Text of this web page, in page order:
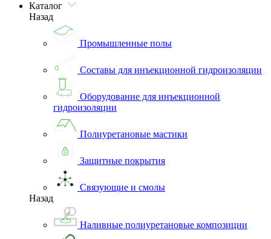
Каталог
Назад
Промышленные полы
Составы для инъекционной гидроизоляции
Оборудование для инъекционной
гидроизоляции
Полиуретановые мастики
Защитные покрытия
Связующие и смолы
Назад
Наливные полиуретановые композиции